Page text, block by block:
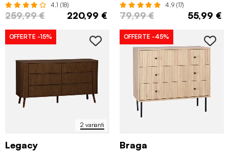
4.1 (18)
259,99 € 220,99 €
4.9 (17)
79,99 € 55,99 €
2 varianti
OFFERTE -15%
Legacy
OFFERTE -45%
Braga